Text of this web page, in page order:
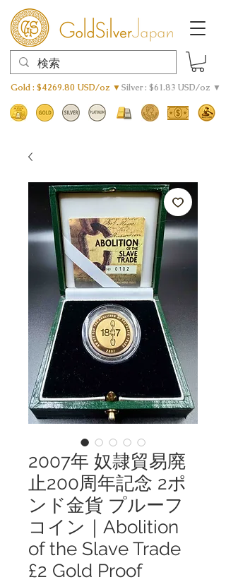
Gold : $4269.80 USD/oz ▼Silver : $61.83 USD/oz ▼
2007年 奴隷貿易廃
止200周年記念 2ポ
ンド金貨 プルーフ
コイン｜Abolition
of the Slave Trade
£2 Gold Proof